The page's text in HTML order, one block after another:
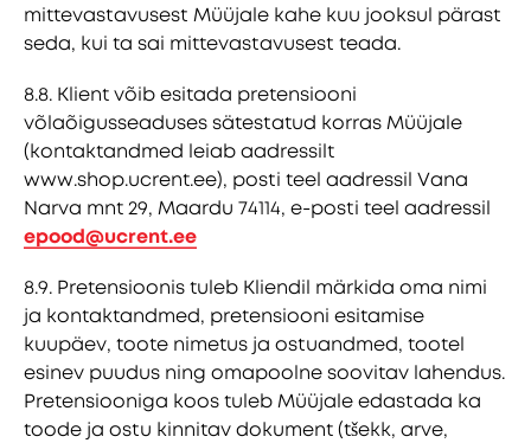
mittevastavusest Müüjale kahe kuu jooksul pärast
seda, kui ta sai mittevastavusest teada.
8.8. Klient võib esitada pretensiooni
võlaõigusseaduses sätestatud korras Müüjale
(kontaktandmed leiab aadressilt
www.shop.ucrent.ee), posti teel aadressil Vana
Narva mnt 29, Maardu 74114, e-posti teel aadressil
epood@ucrent.ee
8.9. Pretensioonis tuleb Kliendil märkida oma nimi
ja kontaktandmed, pretensiooni esitamise
kuupäev, toote nimetus ja ostuandmed, tootel
esinev puudus ning omapoolne soovitav lahendus.
Pretensiooniga koos tuleb Müüjale edastada ka
toode ja ostu kinnitav dokument (tšekk, arve,